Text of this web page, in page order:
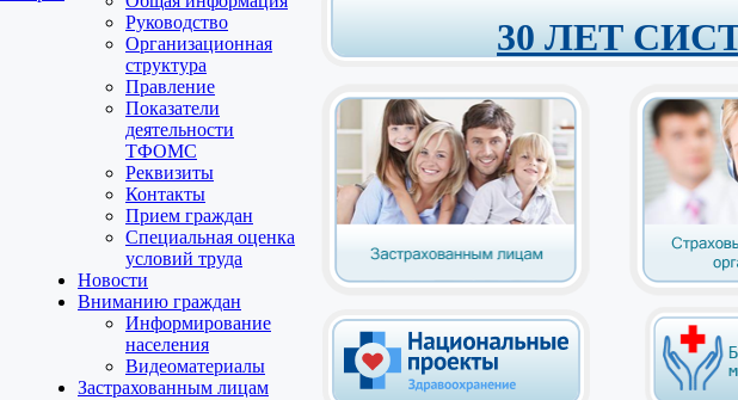
Руководство
Организационная
структура
Правление
Показатели
деятельности
ТФОМС
Реквизиты
Контакты
Прием граждан
Специальная оценка
условий труда
Новости
Вниманию граждан
Информирование
населения
Видеоматериалы
Застрахованным лицам
30 ЛЕТ